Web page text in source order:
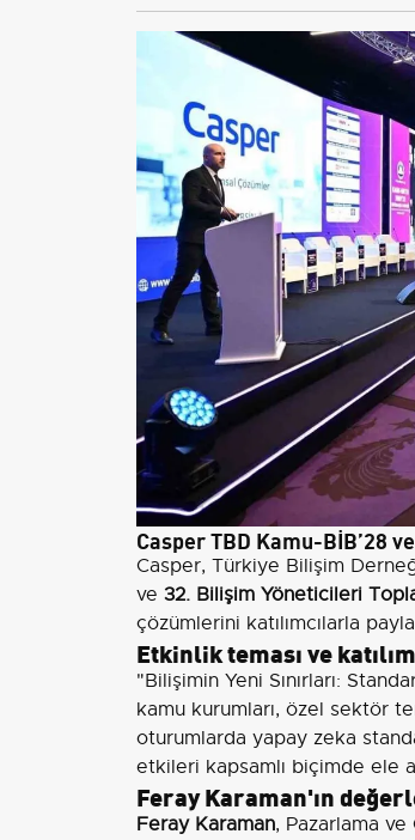
Casper TBD Kamu-BİB’28
Casper, Türkiye Bilişim
ve 32. Bilişim Yöneticileri
çözümlerini katılımcılarla
Etkinlik teması ve
"Bilişimin Yeni Sınırları:
kamu kurumları, özel sektör
oturumlarda yapay zeka
etkileri kapsamlı biçimde ele
Feray Karaman'ın
Feray Karaman, Pazarlama